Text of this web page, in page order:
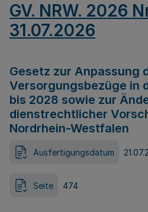
GV. NRW. 2026
31.07.2026
Gesetz zur Anpassung
Versorgungsbezüge in
bis 2028 sowie zur
dienstrechtlicher
Nordrhein-Westfalen
Ausfertigungsdatum
Seite 474